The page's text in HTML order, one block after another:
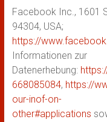
Facebook Inc., 1601
94304, USA;
https://
Informationen zur
Datenerhebung:
668085084, https://
our-inof-on-
other#applications